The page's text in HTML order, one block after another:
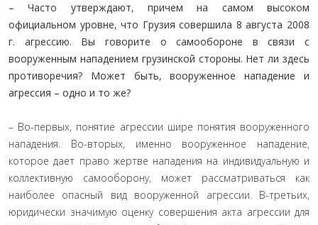
– Часто утверждают, причем на самом высоком
официальном уровне, что Грузия совершила 8 августа 2008
г. агрессию. Вы говорите о самообороне в связи с
вооруженным нападением грузинской стороны. Нет ли здесь
противоречия? Может быть, вооруженное нападение и
агрессия – одно и то же?
– Во-первых, понятие агрессии шире понятия вооруженного
нападения. Во-вторых, именно вооруженное нападение,
которое дает право жертве нападения на индивидуальную и
коллективную самооборону, может рассматриваться как
наиболее опасный вид вооруженной агрессии. В-третьих,
юридически значимую оценку совершения акта агрессии для